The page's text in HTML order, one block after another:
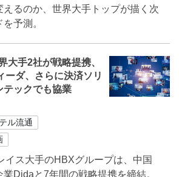
えるのか、世界大手トップが描く次
予測。
大手2社が戦略提携、
ーダ、さらに決済ソリ
テックでも協業
ル流通
イス大手のHBXグループは、中国
Didaと7年間の戦略提携を締結。